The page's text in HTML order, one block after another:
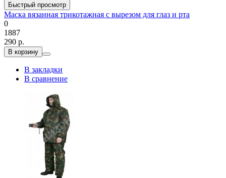
Быстрый просмотр
Маска вязанная трикотажная с вырезом для глаз и рта
0
1887
290 р.
В корзину
В закладки
В сравнение